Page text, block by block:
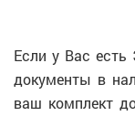
Если у Вас есть
документы в
ваш комплект